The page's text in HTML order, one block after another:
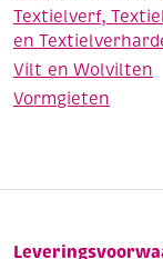
Textielverf,
en
Vilt en Wolvilten
Vormgieten